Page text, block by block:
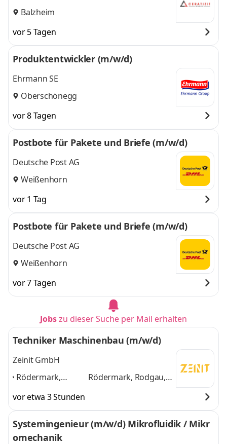
Balzheim
vor 5 Tagen
Produktentwickler (m/w/d)
Ehrmann SE
Oberschönegg
vor 8 Tagen
Postbote für Pakete und Briefe (m/w/d)
Deutsche Post AG
Weißenhorn
vor 1 Tag
Postbote für Pakete und Briefe (m/w/d)
Deutsche Post AG
Weißenhorn
vor 7 Tagen
Jobszu dieser Suche per Mail erhalten
Techniker Maschinenbau (m/w/d)
Zeinit GmbH
Rödermark,
Offenbach,
Dietzenbach,
Babenhausen,
Dreieich,
Rödermark, Rodgau,
Babenhausen,
Dreieichund 4 weitere
vor etwa 3 Stunden
Systemingenieur (m/w/d) Mikrofluidik / Mikr
omechanik